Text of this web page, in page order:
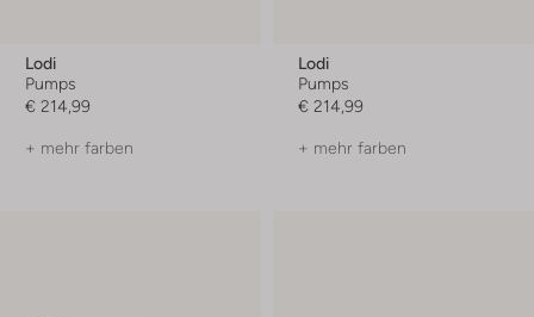
Lodi
Pumps
€ 214,99
+ mehr farben
Lodi
Pumps
€ 214,99
+ mehr farben